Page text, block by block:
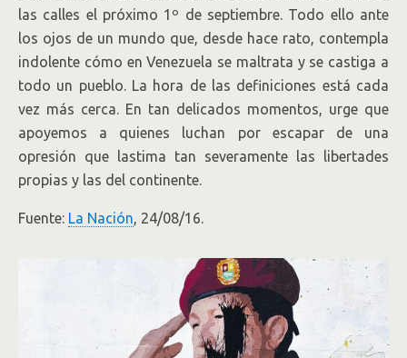
las calles el próximo 1º de septiembre. Todo ello ante
los ojos de un mundo que, desde hace rato, contempla
indolente cómo en Venezuela se maltrata y se castiga a
todo un pueblo. La hora de las definiciones está cada
vez más cerca. En tan delicados momentos, urge que
apoyemos a quienes luchan por escapar de una
opresión que lastima tan severamente las libertades
propias y las del continente.
Fuente: La Nación, 24/08/16.